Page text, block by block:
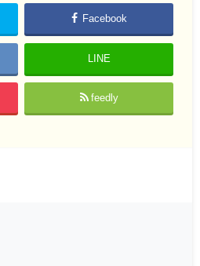
Facebook
LINE
feedly